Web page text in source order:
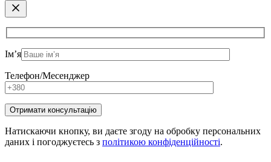
Ім’я
Телефон/Месенджер
Натискаючи кнопку, ви даєте згоду на обробку персональних
даних і погоджуєтесь з політикою конфіденційності.